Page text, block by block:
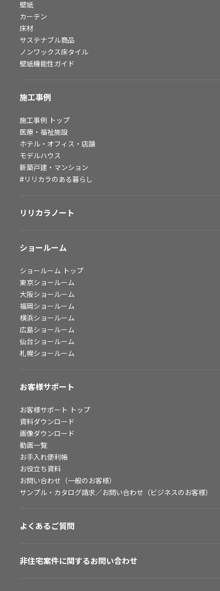
非住宅案件に関するお問い合わせ
事業紹介
スペースソリューション事業
ファシリティソリューション事業
不動産投資開発事業
会社情報
採用情報
壁紙
カーテン
床材
サステナブル商品
ノンワックス床タイル
壁紙機能性ガイド
施工事例
施工事例 トップ
医療・福祉施設
ホテル・オフィス・店舗
モデルハウス
新築戸建・マンション
#リリカラのある暮らし
リリカラノート
ショールーム
ショールーム トップ
東京ショールーム
大阪ショールーム
福岡ショールーム
横浜ショールーム
広島ショールーム
仙台ショールーム
札幌ショールーム
お客様サポート
お客様サポート トップ
資料ダウンロード
画像ダウンロード
動画一覧
お手入れ便利帳
お役立ち資料
お問い合わせ（一般のお客様）
サンプル・カタログ請求／お問い合わせ（ビジネスのお客様）
よくあるご質問
非住宅案件に関するお問い合わせ